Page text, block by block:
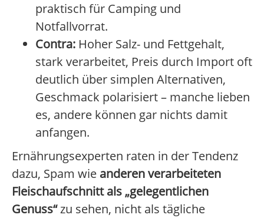
praktisch für Camping und
Notfallvorrat.
Contra: Hoher Salz- und Fettgehalt,
stark verarbeitet, Preis durch Import oft
deutlich über simplen Alternativen,
Geschmack polarisiert – manche lieben
es, andere können gar nichts damit
anfangen.
Ernährungsexperten raten in der Tendenz
dazu, Spam wie anderen verarbeiteten
Fleischaufschnitt als „gelegentlichen
Genuss“zu sehen, nicht als tägliche